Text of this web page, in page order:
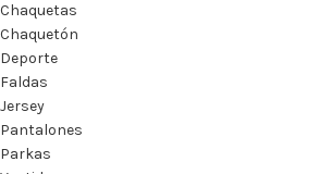
Chaquetas
Chaquetón
Deporte
Faldas
Jersey
Pantalones
Parkas